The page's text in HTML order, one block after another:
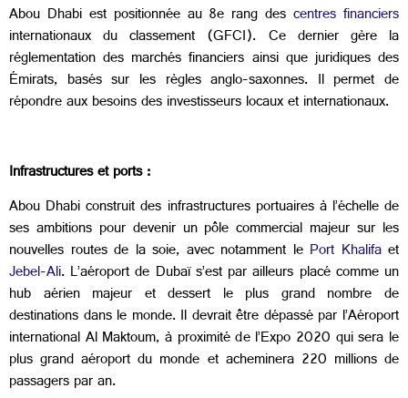
Abou Dhabi est positionnée au 8e rang descentres financiers
internationaux du classement (GFCI). Ce dernier gère la
réglementation des marchés financiers ainsi que juridiques des
Émirats, basés sur les règles anglo-saxonnes. Il permet de
répondre aux besoins des investisseurs locaux et internationaux.
Infrastructures et ports:
Abou Dhabi construit des infrastructures portuaires à l’échelle de
ses ambitions pour devenir un pôle commercial majeur sur les
nouvelles routes de la soie, avec notamment le Port Khalifaet
Jebel-Ali. L’aéroport de Dubaï s’est par ailleurs placé comme un
hub aérien majeur et dessert le plus grand nombre de
destinations dans le monde. Il devrait être dépassé par l’Aéroport
international Al Maktoum, à proximité de l’Expo 2020 qui sera le
plus grand aéroport du monde et acheminera 220 millions de
passagers par an.